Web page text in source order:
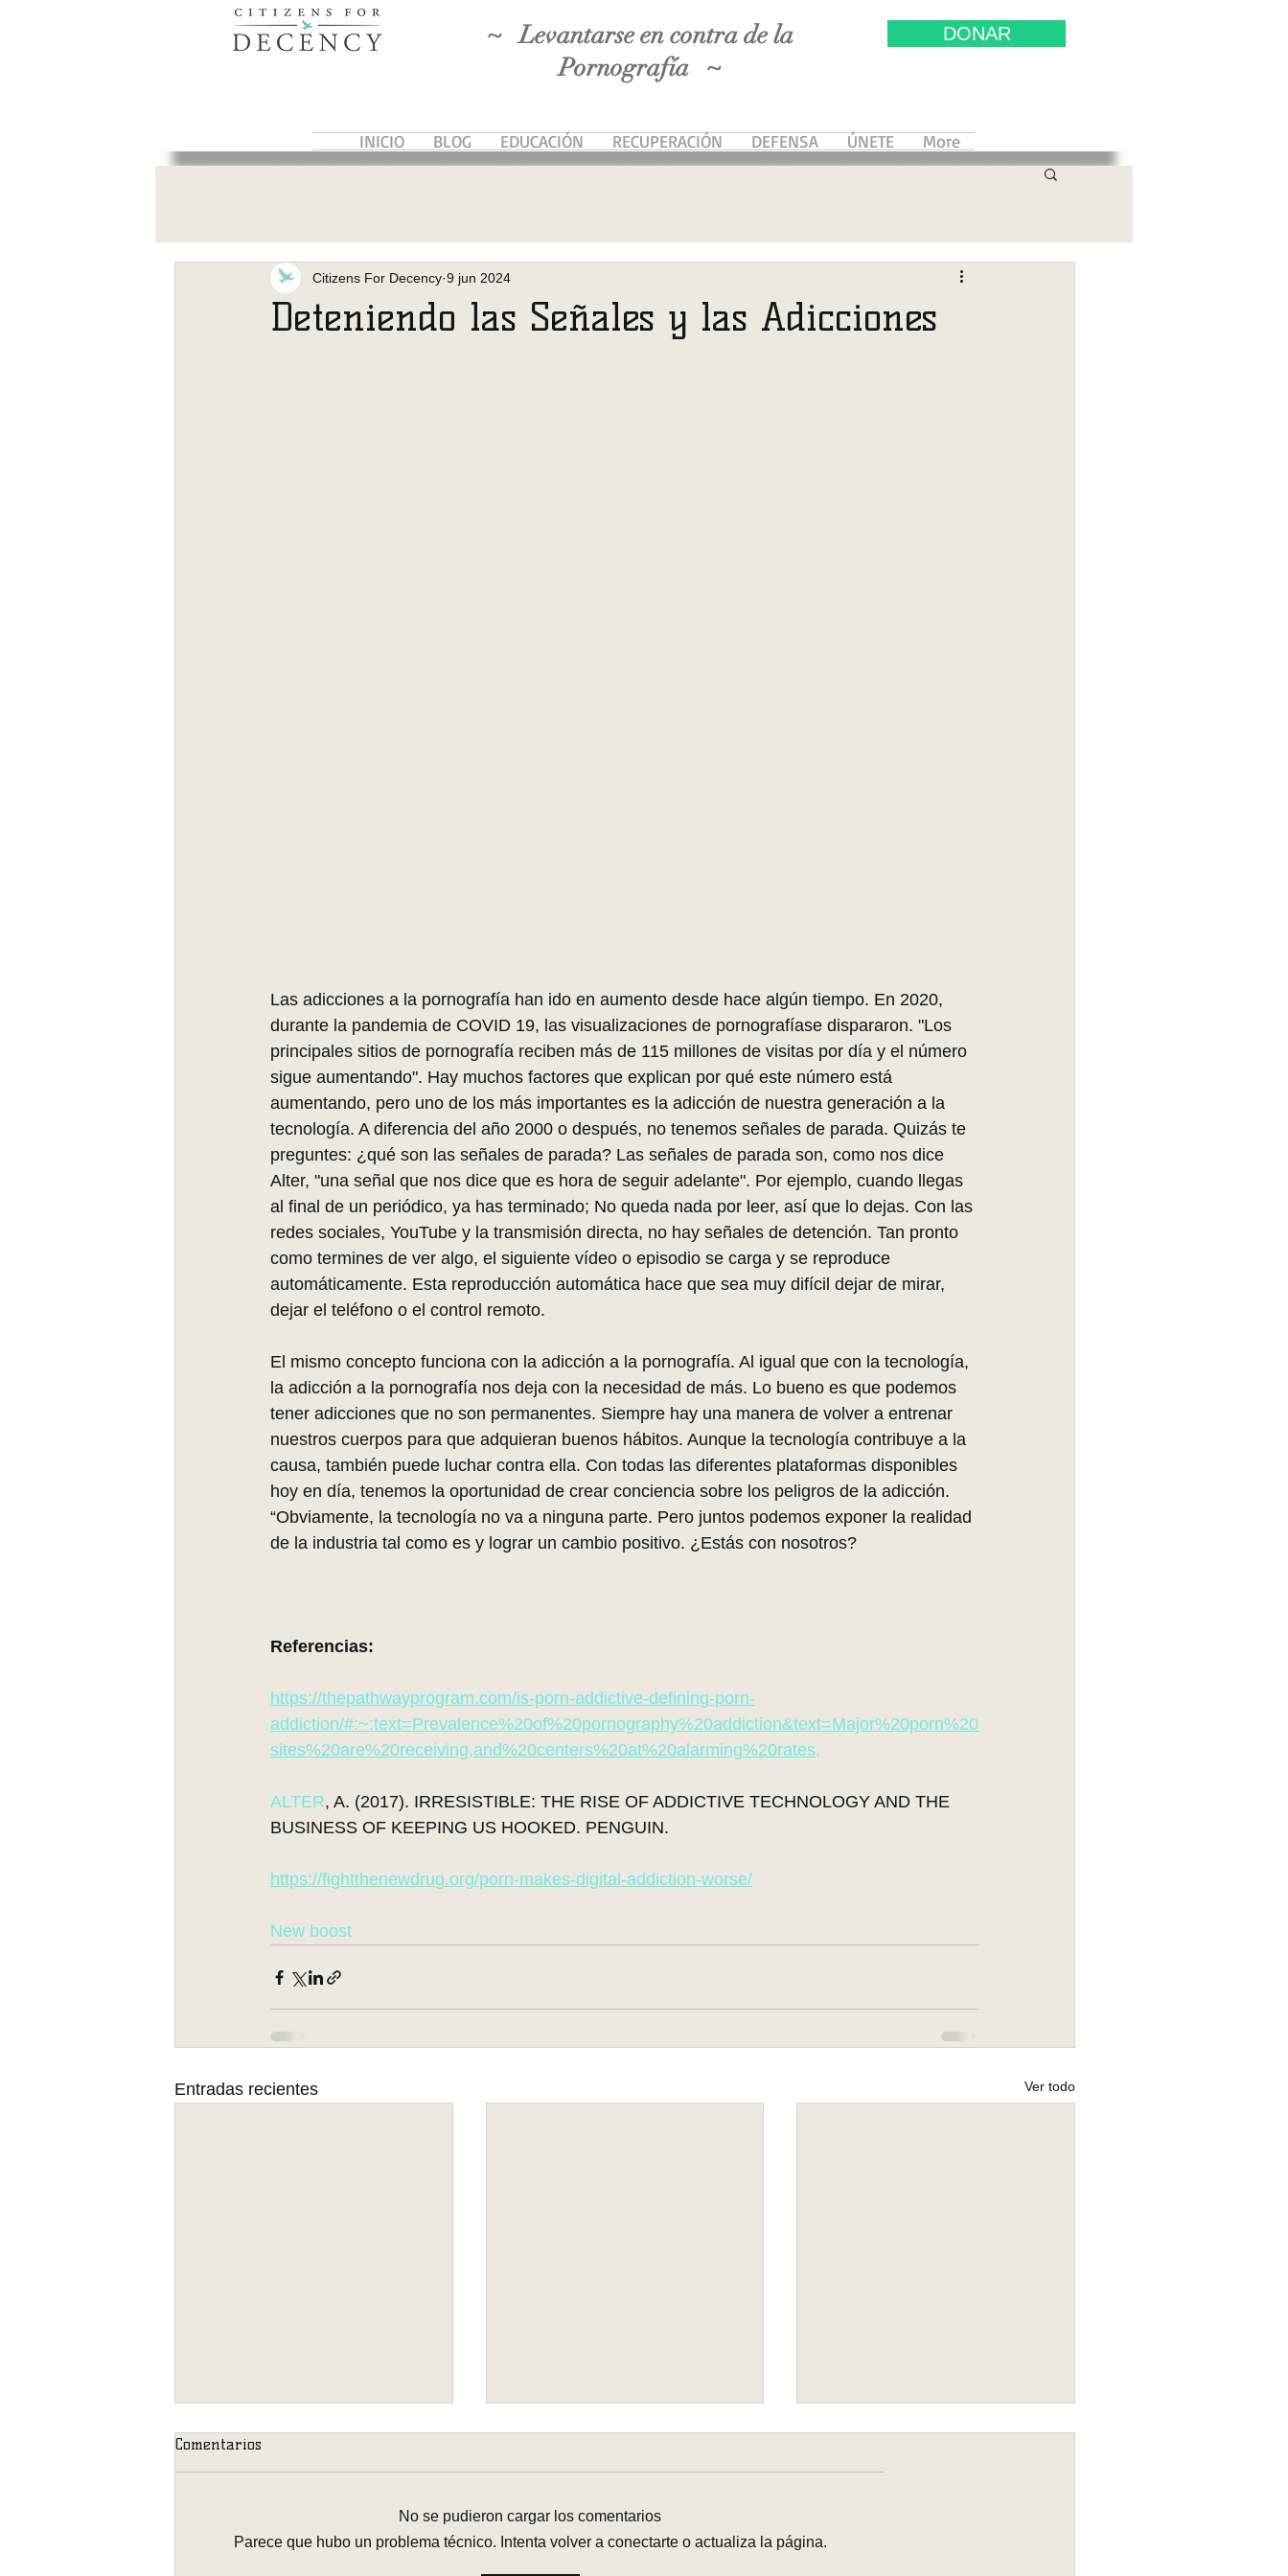
~ Levantarse en contra de la
Pornografía ~
DONAR
INICIO BLOG EDUCACIÓN RECUPERACIÓN DEFENSA ÚNETE More
Deteniendo las Señales y las Adicciones
Citizens For Decency 9 jun 2024
Las adicciones a la pornografía han ido en aumento desde hace algún tiempo. En 2020,
durante la pandemia de COVID 19, las visualizaciones de pornografíase dispararon. "Los
principales sitios de pornografía reciben más de 115 millones de visitas por día y el número
sigue aumentando". Hay muchos factores que explican por qué este número está
aumentando, pero uno de los más importantes es la adicción de nuestra generación a la
tecnología. A diferencia del año 2000 o después, no tenemos señales de parada. Quizás te
preguntes: ¿qué son las señales de parada? Las señales de parada son, como nos dice
Alter, "una señal que nos dice que es hora de seguir adelante". Por ejemplo, cuando llegas
al final de un periódico, ya has terminado; No queda nada por leer, así que lo dejas. Con las
redes sociales, YouTube y la transmisión directa, no hay señales de detención. Tan pronto
como termines de ver algo, el siguiente vídeo o episodio se carga y se reproduce
automáticamente. Esta reproducción automática hace que sea muy difícil dejar de mirar,
dejar el teléfono o el control remoto.
El mismo concepto funciona con la adicción a la pornografía. Al igual que con la tecnología,
la adicción a la pornografía nos deja con la necesidad de más. Lo bueno es que podemos
tener adicciones que no son permanentes. Siempre hay una manera de volver a entrenar
nuestros cuerpos para que adquieran buenos hábitos. Aunque la tecnología contribuye a la
causa, también puede luchar contra ella. Con todas las diferentes plataformas disponibles
hoy en día, tenemos la oportunidad de crear conciencia sobre los peligros de la adicción.
“Obviamente, la tecnología no va a ninguna parte. Pero juntos podemos exponer la realidad
de la industria tal como es y lograr un cambio positivo. ¿Estás con nosotros?
Referencias:
https://thepathwayprogram.com/is-porn-addictive-defining-porn-
addiction/#:~:text=Prevalence%20of%20pornography%20addiction&text=Major%20porn%20
sites%20are%20receiving,and%20centers%20at%20alarming%20rates.
ALTER, A. (2017). IRRESISTIBLE: THE RISE OF ADDICTIVE TECHNOLOGY AND THE
BUSINESS OF KEEPING US HOOKED. PENGUIN.
https://fightthenewdrug.org/porn-makes-digital-addiction-worse/
New boost
Entradas recientes Ver todo
Comentarios
No se pudieron cargar los comentarios
Parece que hubo un problema técnico. Intenta volver a conectarte o actualiza la página.